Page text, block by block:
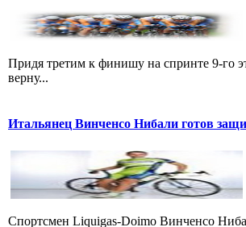
Придя третим к финишу на спринте 9-го
верну...
Итальянец Винченсо Нибали готов
Cпортсмен Liquigas-Doimo Винченсо